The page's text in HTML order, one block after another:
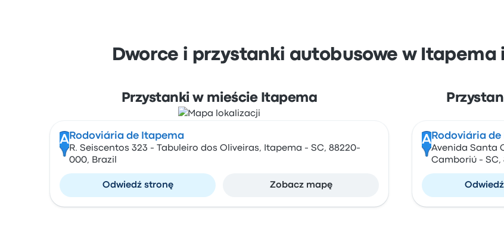
Dworce i przystanki autobusowe w
Przystanki w mieście Itapema
A Rodoviária de Itapema
R. Seiscentos 323 - Tabuleiro dos Oliveiras, Itapema - SC, 88220-
000, Brazil
Odwiedź stronę Zobacz mapę
A Rodoviária
Avenida Santa
Camboriú - SC,